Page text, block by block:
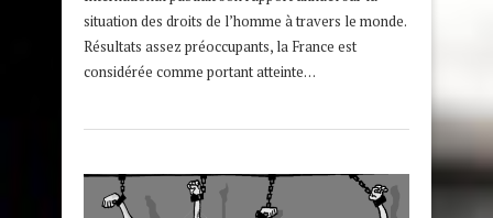
situation des droits de l’homme à travers le monde.
Résultats assez préoccupants, la France est
considérée comme portant atteinte…